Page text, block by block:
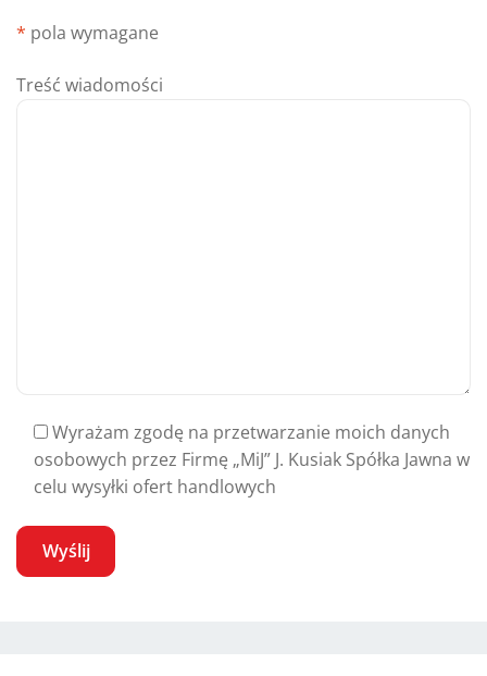
* pola wymagane
Treść wiadomości
Wyrażam zgodę na przetwarzanie moich danych
osobowych przez Firmę „MiJ” J. Kusiak Spółka Jawna w
celu wysyłki ofert handlowych